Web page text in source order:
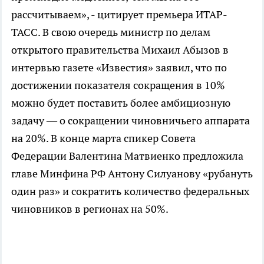
рассчитываем», - цитирует премьера ИТАР-
ТАСС. В свою очередь министр по делам
открытого правительства Михаил Абызов в
интервью газете «Известия» заявил, что по
достижении показателя сокращения в 10%
можно будет поставить более амбициозную
задачу — о сокращении чиновничьего аппарата
на 20%. В конце марта спикер Совета
Федерации Валентина Матвиенко предложила
главе Минфина РФ Антону Силуанову «рубануть
один раз» и сократить количество федеральных
чиновников в регионах на 50%.